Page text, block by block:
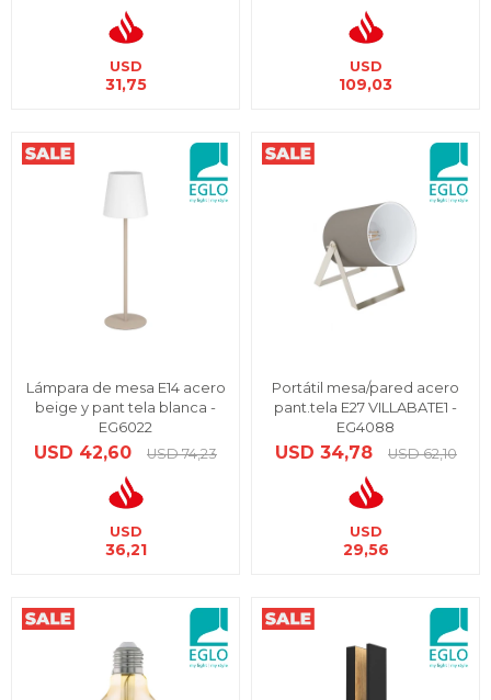
USD
31,75
USD
109,03
Lámpara de mesa E14 acero
beige y pant tela blanca -
EG6022
USD 42,60 USD 74,23
USD
36,21
Portátil mesa/pared acero
pant.tela E27 VILLABATE1 -
EG4088
USD 34,78 USD 62,10
USD
29,56